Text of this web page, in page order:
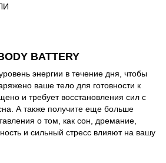
BATTERY
энергии в течение дня, чтобы
ваше тело для готовности к
и требует восстановления сил с
А также получите еще больше
о том, как сон, дремание,
и сильный стресс влияют на вашу